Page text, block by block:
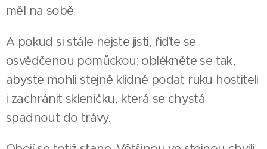
měl na sobě.
A pokud si stále nejste jisti, řiďte se
osvědčenou pomůckou: oblékněte se tak,
abyste mohli stejně klidně podat ruku hostiteli
i zachránit skleničku, která se chystá
spadnout do trávy.